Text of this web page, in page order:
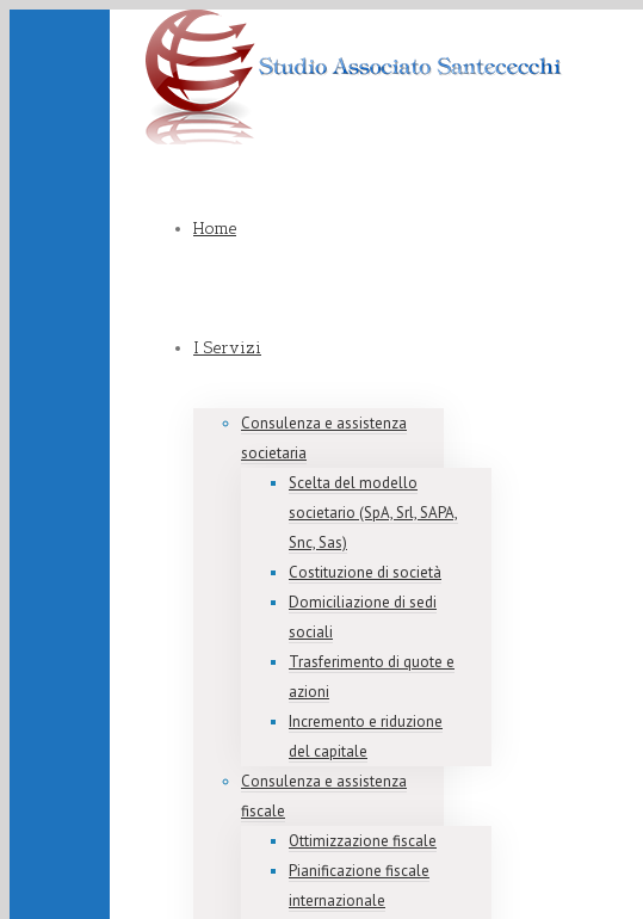
Home
I Servizi
Consulenza e assistenza
societaria
Scelta del modello
societario (SpA, Srl, SAPA,
Snc, Sas)
Costituzione di società
Domiciliazione di sedi
sociali
Trasferimento di quote e
azioni
Incremento e riduzione
del capitale
Consulenza e assistenza
fiscale
Ottimizzazione fiscale
Pianificazione fiscale
internazionale